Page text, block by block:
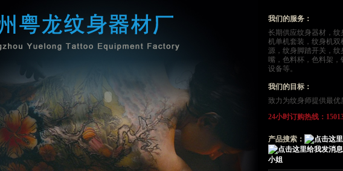
我们的服务：
长期供应纹身器材 ， 纹
机单机套装，纹身机
源，纹身脚踏开关，
嘴，色料杯，色料架
设备等。
我们的目标：
致力为纹身师提供最
24小时订购热线：
产品搜索：
小姐